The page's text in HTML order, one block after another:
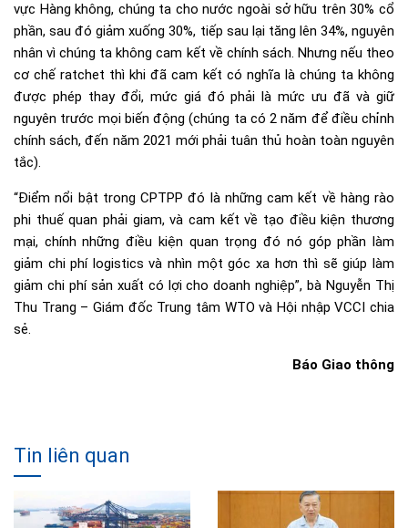
vực Hàng không, chúng ta cho nước ngoài sở hữu trên 30% cổ
phần, sau đó giảm xuống 30%, tiếp sau lại tăng lên 34%, nguyên
nhân vì chúng ta không cam kết về chính sách. Nhưng nếu theo
cơ chế ratchet thì khi đã cam kết có nghĩa là chúng ta không
được phép thay đổi, mức giá đó phải là mức ưu đã và giữ
nguyên trước mọi biến động (chúng ta có 2 năm để điều chỉnh
chính sách, đến năm 2021 mới phải tuân thủ hoàn toàn nguyên
tắc).
“Điểm nổi bật trong CPTPP đó là những cam kết về hàng rào
phi thuế quan phải giam, và cam kết về tạo điều kiện thương
mại, chính những điều kiện quan trọng đó nó góp phần làm
giảm chi phí logistics và nhìn một góc xa hơn thì sẽ giúp làm
giảm chi phí sản xuất có lợi cho doanh nghiệp”, bà Nguyễn Thị
Thu Trang – Giám đốc Trung tâm WTO và Hội nhập VCCI chia
sẻ.
Báo Giao thông
Tin liên quan